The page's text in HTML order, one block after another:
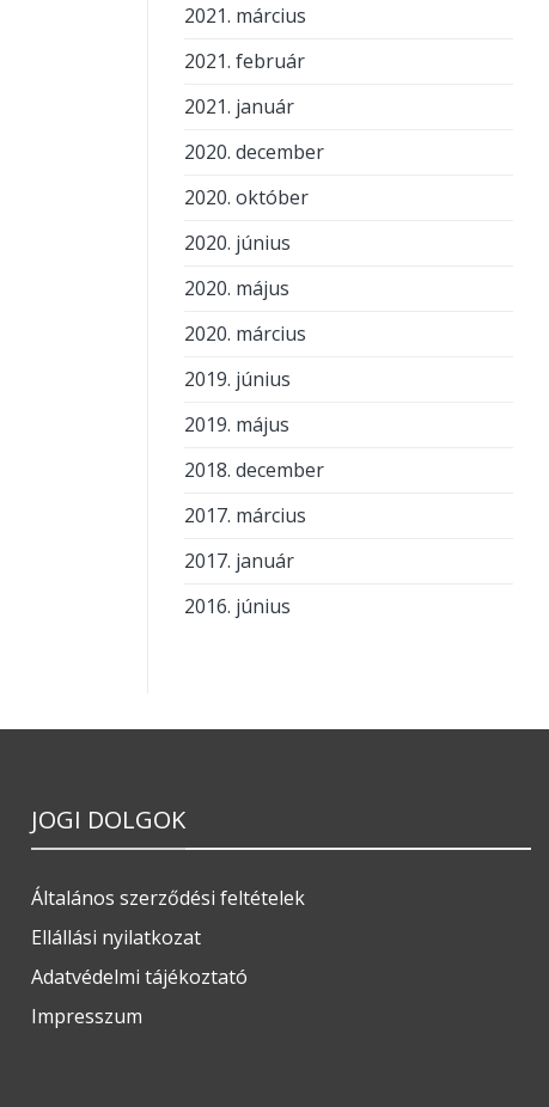
2021. március
2021. február
2021. január
2020. december
2020. október
2020. június
2020. május
2020. március
2019. június
2019. május
2018. december
2017. március
2017. január
2016. június
JOGI DOLGOK
Általános szerződési feltételek
Ellállási nyilatkozat
Adatvédelmi tájékoztató
Impresszum